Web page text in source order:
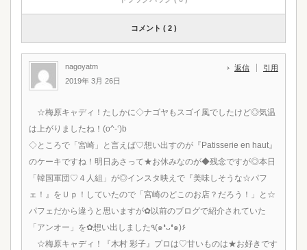
コメント ( 2 )
nagoyatm
2019年 3月 26日
返信 引用
☆梅原キャディ！たしかに◇ナゴヤもスゴイ風でしたけど◎気温
は上がりましたね！(o^-‘)b
◇ところで「宮崎」と言えば♡想い出すのが『Patisserie en haut』
のケーキですね！明日あさって★お休みなのが◆残念ですが◎本日
「韓国軍団♡４人組」が◎インスタ映えで『美味しそうな☆パフ
ェ！』をＵｐ！していたので「宮崎のどこのお店？だろう！」と☆
パフェだから違うと思いますが✿以前のブログで紹介されていた
「アンオー」を✿想い出しました٩(๑❛ᴗ❛๑)۶
☆梅原キャディ！『木村 彩子』プロは♡甘いものは★お好きです